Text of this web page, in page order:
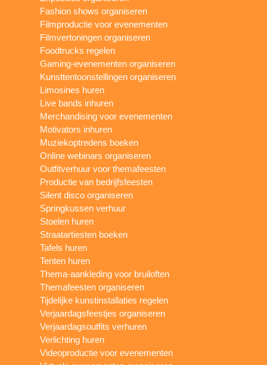
Fashion shows organiseren
Filmproductie voor evenementen
Filmvertoningen organiseren
Foodtrucks regelen
Gaming-evenementen organiseren
Kunsttentoonstellingen organiseren
Limosines huren
Live bands inhuren
Merchandising voor evenementen
Motivators inhuren
Muziekoptredens boeken
Online webinars organiseren
Outfitverhuur voor themafeesten
Productie van bedrijfsfeesten
Silent disco organiseren
Springkussen verhuur
Stoelen huren
Straatartiesten boeken
Tafels huren
Tenten huren
Thema-aankleding voor bruiloften
Themafeesten organiseren
Tijdelijke kunstinstallaties regelen
Verjaardagsfeestjes organiseren
Verjaardagsoutfits verhuren
Verlichting huren
Videoproductie voor evenementen